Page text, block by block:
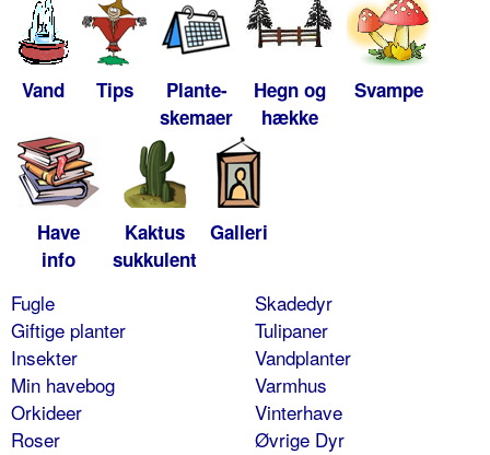
Vand Tips
Plante-
skemaer
Hegn og
hække
Svampe
Have
info
Kaktus
sukkulent
Galleri
Fugle
Giftige planter
Insekter
Min havebog
Orkideer
Roser
Skadedyr
Tulipaner
Vandplanter
Varmhus
Vinterhave
Øvrige Dyr